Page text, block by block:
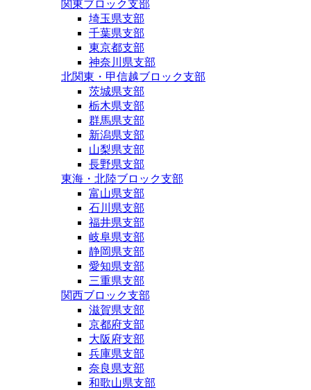
関東ブロック支部
埼玉県支部
千葉県支部
東京都支部
神奈川県支部
北関東・甲信越ブロック支部
茨城県支部
栃木県支部
群馬県支部
新潟県支部
山梨県支部
長野県支部
東海・北陸ブロック支部
富山県支部
石川県支部
福井県支部
岐阜県支部
静岡県支部
愛知県支部
三重県支部
関西ブロック支部
滋賀県支部
京都府支部
大阪府支部
兵庫県支部
奈良県支部
和歌山県支部